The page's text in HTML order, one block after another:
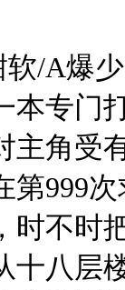
软/A爆
本专门
主角受
第999
时不时
十八层